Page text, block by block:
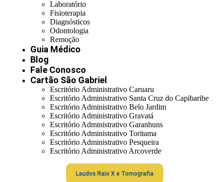
Laboratório
Fisioterapia
Diagnósticos
Odontologia
Remoção
Guia Médico
Blog
Fale Conosco
Cartão São Gabriel
Escritório Administrativo Caruaru
Escritório Administrativo Santa Cruz do Capibaribe
Escritório Administrativo Belo Jardim
Escritório Administrativo Gravatá
Escritório Administrativo Garanhuns
Escritório Administrativo Toritama
Escritório Administrativo Pesqueira
Escritório Administrativo Arcoverde
Laudos Raio X e Tomografia